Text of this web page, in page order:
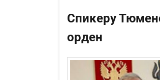
Спикеру
орден